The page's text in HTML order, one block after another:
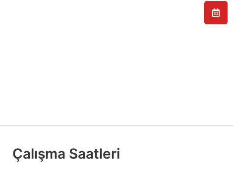
Çalışma Saatleri